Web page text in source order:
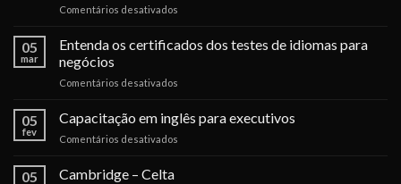
Comentários desativados
de
domínio
barreira
05
mar
Entenda os certificados dos testes de idiomas para
negócios
Comentários desativados
os
certificados
05
fev
Capacitação em inglês para executivos
Comentários desativados
05 Cambridge – Celta